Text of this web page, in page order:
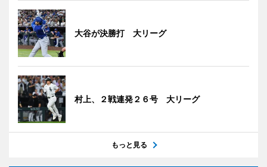
大谷が決勝打 大リーグ
村上、２戦連発２６号 大リーグ
もっと見る